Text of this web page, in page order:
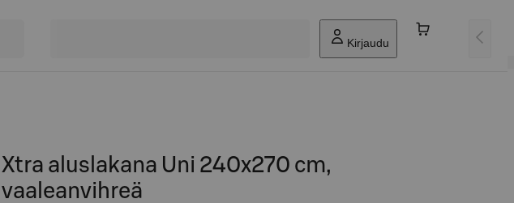
Kirjaudu
Xtra aluslakana Uni 240x270 cm,
vaaleanvihreä